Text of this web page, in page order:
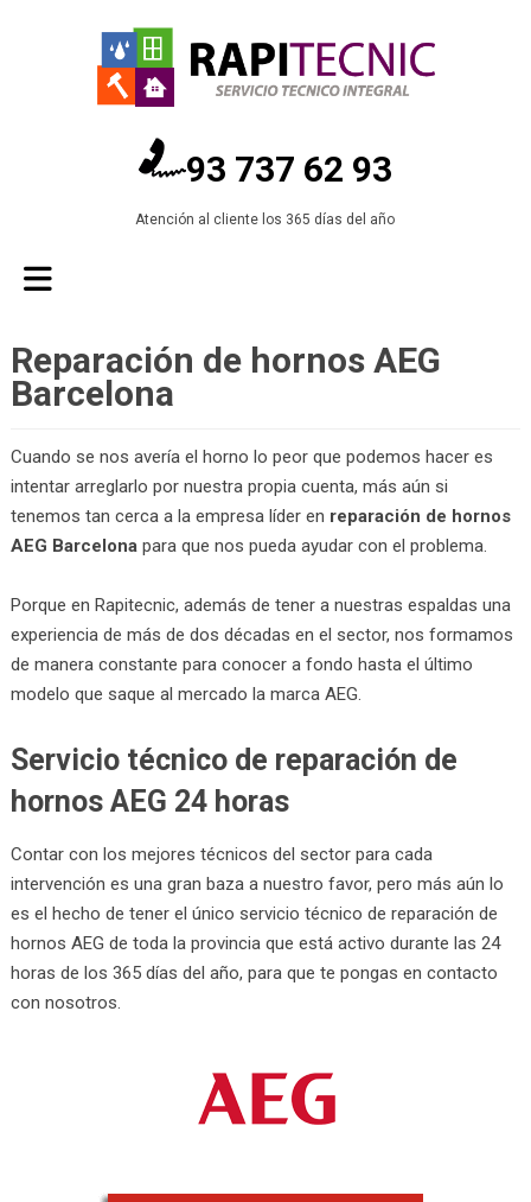
93 737 62 93
Atención al cliente los 365 días del año
Reparación de hornos AEG
Barcelona
Cuando se nos avería el horno lo peor que podemos hacer es
intentar arreglarlo por nuestra propia cuenta, más aún si
tenemos tan cerca a la empresa líder en reparación de hornos
AEG Barcelonapara que nos pueda ayudar con el problema.
Porque en Rapitecnic, además de tener a nuestras espaldas una
experiencia de más de dos décadas en el sector, nos formamos
de manera constante para conocer a fondo hasta el último
modelo que saque al mercado la marca AEG.
Servicio técnico de reparación de
hornos AEG 24 horas
Contar con los mejores técnicos del sector para cada
intervención es una gran baza a nuestro favor, pero más aún lo
es el hecho de tener el único servicio técnico de reparación de
hornos AEG de toda la provincia que está activo durante las 24
horas de los 365 días del año, para que te pongas en contacto
con nosotros.